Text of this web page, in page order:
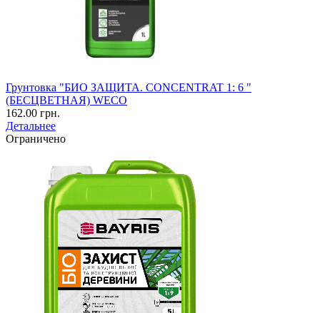
Грунтовка "БИО ЗАЩИТА. CONCENTRAT 1: 6 "
(БЕСЦВЕТНАЯ) WECO
162.00 грн.
Детальнее
Ограничено